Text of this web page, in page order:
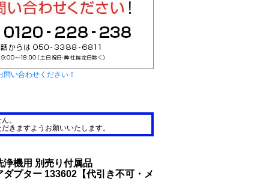
い合わせください！
。
きますようお願いいたします。
機用 別売り付属品
プター 133602【代引き不可・メ